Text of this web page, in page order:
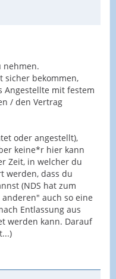
nehmen.
sicher bekommen,
Angestellte mit festem
/ den Vertrag
oder angestellt),
keine*r hier kann
Zeit, in welcher du
werden, dass du
(NDS hat zum
auch so eine
Entlassung aus
werden kann. Darauf